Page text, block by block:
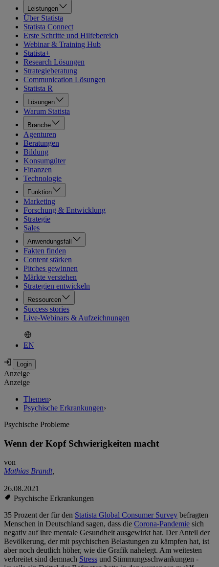
Leistungen
Über Statista
Statista Connect
Erste Schritte und Hilfebereich
Webinar & Training Hub
Statista+
Research Lösungen
Strategieberatung
Communication Lösungen
Statista R
Lösungen
Warum Statista
Branche
Agenturen
Beratungen
Bildung
Konsumgüter
Finanzen
Technologie
Funktion
Marketing
Forschung & Entwicklung
Strategie
Sales
Anwendungsfall
Fakten finden
Content stärken
Pitches gewinnen
Märkte verstehen
Strategien entwickeln
Ressourcen
Success stories
Live-Webinars & Aufzeichnungen
EN
Anzeige
Anzeige
Themen›
Psychische Erkrankungen›
Psychische Probleme
Wenn der Kopf Schwierigkeiten macht
von
Mathias Brandt,
26.08.2021
Psychische Erkrankungen
35 Prozent der für den Statista Global Consumer Survey befragten
Menschen in Deutschland sagen, dass die Corona-Pandemie sich
negativ auf ihre mentale Gesundheit ausgewirkt hat. Der Anteil der
Bevölkerung, der mit psychischen Belastungen zu kämpfen hat, ist
aber noch deutlich höher, wie die Grafik nahelegt. Am weitesten
verbreitet sind demnach Stress und Stimmungsschwankungen -